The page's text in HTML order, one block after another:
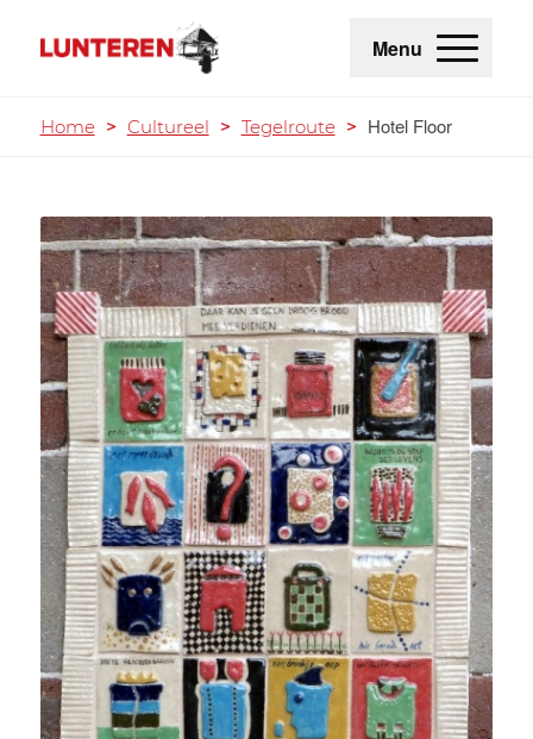
Menu
Home > Cultureel > Tegelroute > Hotel Floor